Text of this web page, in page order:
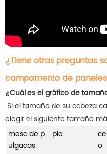
¿Tiene otras preguntas
campamento de
¿Cuál es el gráfico de
Si el tamaño de su cabeza
elegir el siguiente tamaño
mesa de p
ulgadas
pie
o